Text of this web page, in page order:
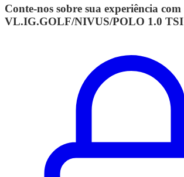
Conte-nos sobre sua experiência com
VL.IG.GOLF/NIVUS/POLO 1.0 TSI